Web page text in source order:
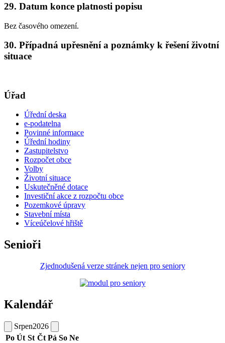
29. Datum konce platnosti popisu
Bez časového omezení.
30. Případná upřesnění a poznámky k řešení životní
situace
Úřad
Úřední deska
e-podatelna
Povinné informace
Úřední hodiny
Zastupitelstvo
Rozpočet obce
Volby
Životní situace
Uskutečněné dotace
Investiční akce z rozpočtu obce
Pozemkové úpravy
Stavební místa
Víceúčelové hřiště
Senioři
Zjednodušená verze stránek nejen pro seniory
Kalendář
Srpen2026
Po Út St Čt Pá So Ne